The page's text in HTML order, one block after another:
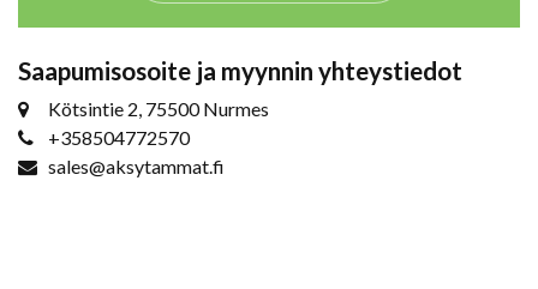
Saapumisosoite ja myynnin yhteystiedot
Kötsintie 2, 75500 Nurmes
+358504772570
sales@aksytammat.fi